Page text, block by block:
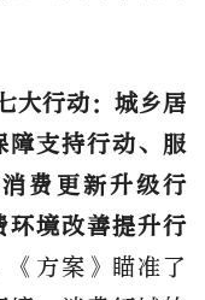
大行动：城乡居
障支持行动、服
费更新升级行
环境改善提升行
《方案》瞄准了